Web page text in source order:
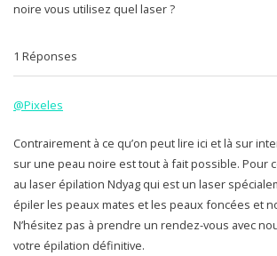
noire vous utilisez quel laser ?
1 Réponses
@Pixeles
Contrairement à ce qu’on peut lire ici et là sur
sur une peau noire est tout à fait possible. Pour
au laser épilation Ndyag qui est un laser
épiler les peaux mates et les peaux foncées et
N’hésitez pas à prendre un rendez-vous avec
votre épilation définitive.